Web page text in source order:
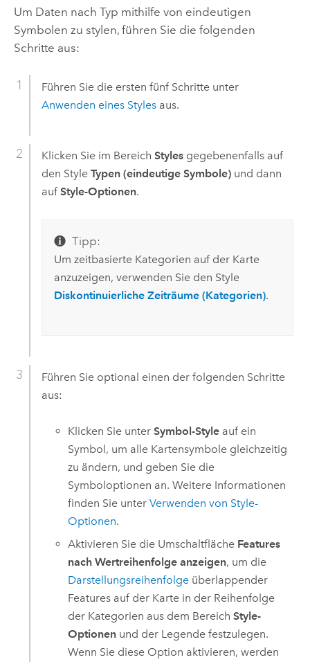
Um Daten nach Typ mithilfe von eindeutigen
Symbolen zu stylen, führen Sie die folgenden
Schritte aus:
Führen Sie die ersten fünf Schritte unter
Anwenden eines Stylesaus.
Klicken Sie im Bereich Stylesgegebenenfalls auf
den Style Typen (eindeutige Symbole)und dann
auf Style-Optionen.
Tipp:
Um zeitbasierte Kategorien auf der Karte
anzuzeigen, verwenden Sie den Style
Diskontinuierliche Zeiträume (Kategorien).
Führen Sie optional einen der folgenden Schritte
aus:
Klicken Sie unterSymbol-Style auf ein
Symbol, um alle Kartensymbole gleichzeitig
zu ändern, und geben Sie die
Symboloptionen an. Weitere Informationen
finden Sie unterVerwenden von Style-
Optionen.
Aktivieren Sie die Umschaltfläche Features
nach Wertreihenfolge anzeigen, um die
Darstellungsreihenfolge überlappender
Features auf der Karte in der Reihenfolge
der Kategorien aus dem BereichStyle-
Optionen und der Legende festzulegen.
Wenn Sie diese Option aktivieren, werden